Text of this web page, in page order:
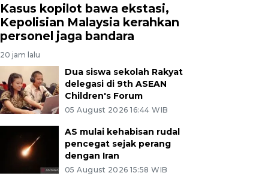
Kasus kopilot bawa ekstasi,
Kepolisian Malaysia kerahkan
personel jaga bandara
20 jam lalu
Dua siswa sekolah Rakyat
delegasi di 9th ASEAN
Children's Forum
05 August 2026 16:44 WIB
AS mulai kehabisan rudal
pencegat sejak perang
dengan Iran
05 August 2026 15:58 WIB